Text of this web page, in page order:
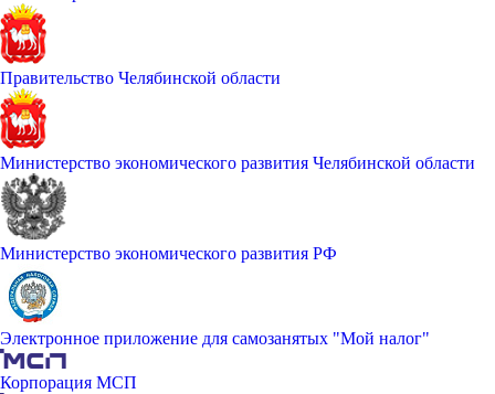
Правительство Челябинской области
Министерство экономического развития Челябинской области
Министерство экономического развития РФ
Электронное приложение для самозанятых "Мой налог"
Корпорация МСП